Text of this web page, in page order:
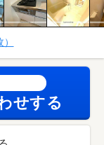
せする